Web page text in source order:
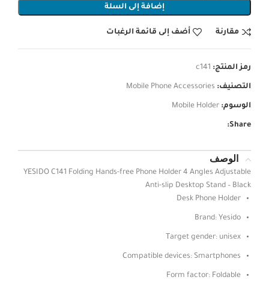
إضافة إلى السلة
مقارنة أضف إلى قائمة الرغبات
رمز المنتج: c141
التصنيف: Mobile Phone Accessories
الوسوم: Mobile Holder
Share:
الوصف
YESIDO C141 Folding Hands-free Phone Holder 4 Angles Adjustable
Anti-slip Desktop Stand – Black
Desk Phone Holder
Brand: Yesido
Target gender: unisex
Compatible devices: Smartphones
Form factor: Foldable